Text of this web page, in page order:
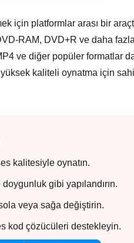
için platformlar arası bir
RAM, DVD+R ve daha
ve diğer popüler formatlar
yüksek kaliteli oynatma için
kalitesiyle oynatın.
gibi yapılandırın.
veya sağa değiştirin.
kod çözücüleri destekleyin.